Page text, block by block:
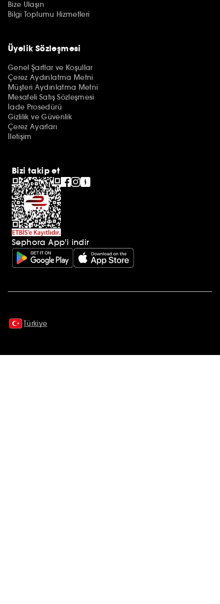
Bize Ulaşın
Bilgi Toplumu Hizmetleri
Üyelik Sözleşmesi
Genel Şartlar ve Koşullar
Çerez Aydınlatma Metni
Müşteri Aydınlatma Metni
Mesafeli Satış Sözleşmesi
İade Prosedürü
Gizlilik ve Güvenlik
Çerez Ayarları
İletişim
Bizi takip et
Sephora App'i indir
Türkiye